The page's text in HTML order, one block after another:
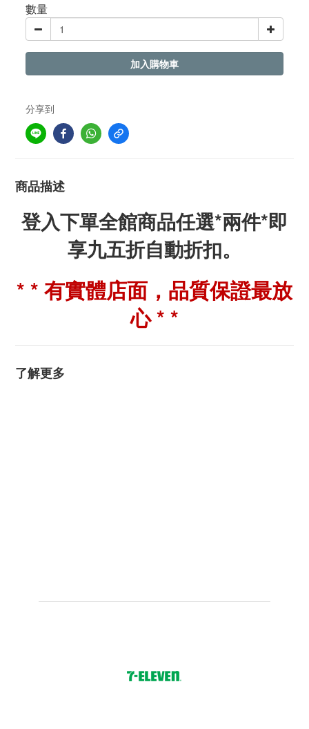
數量
加入購物車
分享到
商品描述
登入下單全館商品任選*兩件*即
享九五折自動折扣。
* * 有實體店面，品質保證最放
心 * *
了解更多